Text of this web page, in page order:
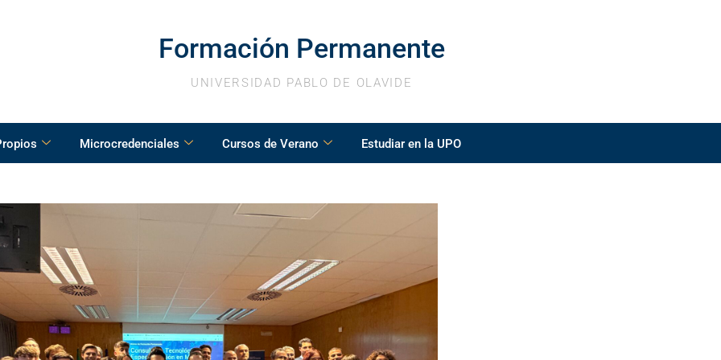
Formación Permanente
UNIVERSIDAD PABLO DE OLAVIDE
Microcredenciales Cursos de Verano Estudiar en la UPO